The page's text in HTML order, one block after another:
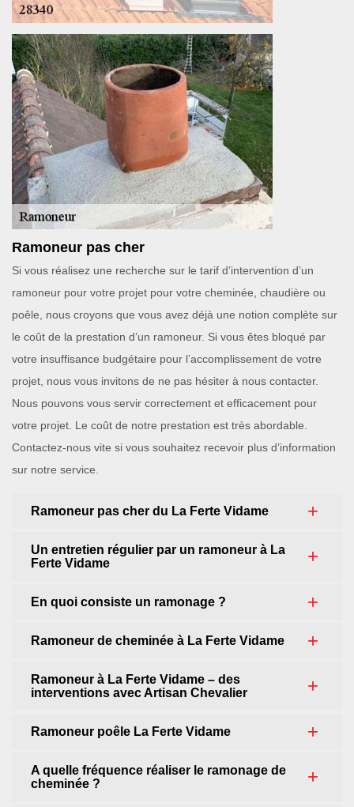
Ramoneur pas cher
Si vous réalisez une recherche sur le tarif d’intervention d’un
ramoneur pour votre projet pour votre cheminée, chaudière ou
poêle, nous croyons que vous avez déjà une notion complète sur
le coût de la prestation d’un ramoneur. Si vous êtes bloqué par
votre insuffisance budgétaire pour l’accomplissement de votre
projet, nous vous invitons de ne pas hésiter à nous contacter.
Nous pouvons vous servir correctement et efficacement pour
votre projet. Le coût de notre prestation est très abordable.
Contactez-nous vite si vous souhaitez recevoir plus d’information
sur notre service.
Ramoneur pas cher du La Ferte Vidame
Un entretien régulier par un ramoneur à La
Ferte Vidame
En quoi consiste un ramonage ?
Ramoneur de cheminée à La Ferte Vidame
Ramoneur à La Ferte Vidame – des
interventions avec Artisan Chevalier
Ramoneur poêle La Ferte Vidame
A quelle fréquence réaliser le ramonage de
cheminée ?